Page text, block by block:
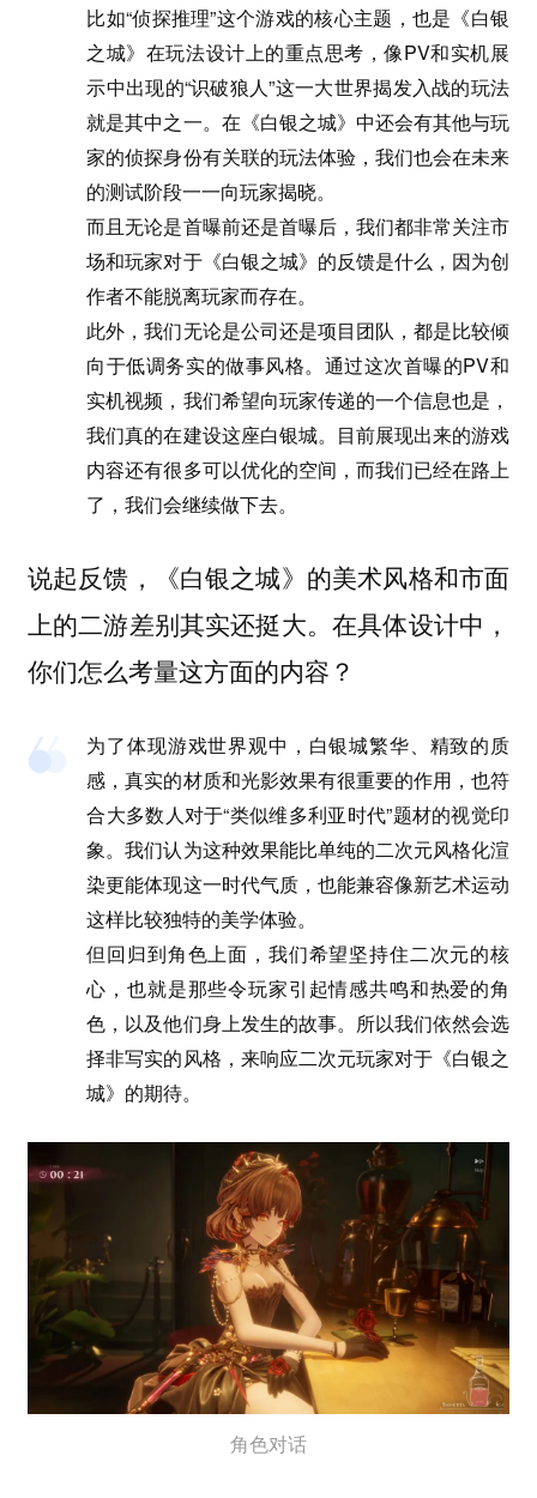
比如“侦探推理”这个游戏的核心主题，也是《白银
之城》在玩法设计上的重点思考，像PV和实机展
示中出现的“识破狼人”这一大世界揭发入战的玩法
就是其中之一。在《白银之城》中还会有其他与玩
家的侦探身份有关联的玩法体验，我们也会在未来
的测试阶段一一向玩家揭晓。
而且无论是首曝前还是首曝后，我们都非常关注市
场和玩家对于《白银之城》的反馈是什么，因为创
作者不能脱离玩家而存在。
此外，我们无论是公司还是项目团队，都是比较倾
向于低调务实的做事风格。通过这次首曝的PV和
实机视频，我们希望向玩家传递的一个信息也是，
我们真的在建设这座白银城。目前展现出来的游戏
内容还有很多可以优化的空间，而我们已经在路上
了，我们会继续做下去。
说起反馈，《白银之城》的美术风格和市面
上的二游差别其实还挺大。在具体设计中，
你们怎么考量这方面的内容？
为了体现游戏世界观中，白银城繁华、精致的质
感，真实的材质和光影效果有很重要的作用，也符
合大多数人对于“类似维多利亚时代”题材的视觉印
象。我们认为这种效果能比单纯的二次元风格化渲
染更能体现这一时代气质，也能兼容像新艺术运动
这样比较独特的美学体验。
但回归到角色上面，我们希望坚持住二次元的核
心，也就是那些令玩家引起情感共鸣和热爱的角
色，以及他们身上发生的故事。所以我们依然会选
择非写实的风格，来响应二次元玩家对于《白银之
城》的期待。
角色对话